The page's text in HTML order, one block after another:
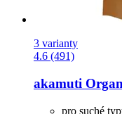
3 varianty
4.6 (491)
akamuti
pro suché